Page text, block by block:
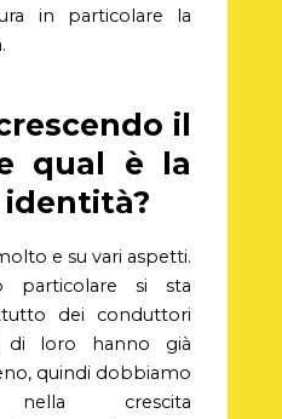
in particolare la
il
qual è la
identità?
e su vari aspetti.
particolare si sta
dei conduttori
di loro hanno già
quindi dobbiamo
nella crescita